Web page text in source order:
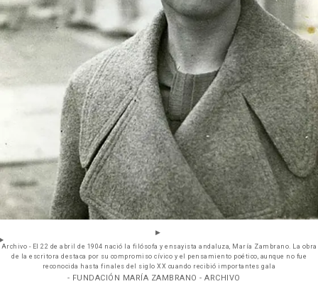
Archivo - El 22 de abril de 1904 nació la filósofa y ensayista andaluza, María Zambrano. La obra
de la escritora destaca por su compromiso cívico y el pensamiento poético, aunque no fue
reconocida hasta finales del siglo XX cuando recibió importantes gala
- FUNDACIÓN MARÍA ZAMBRANO - ARCHIVO